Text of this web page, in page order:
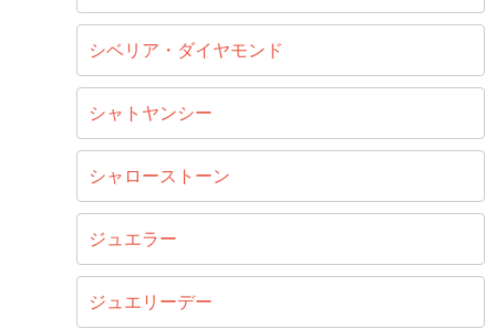
シベリア・ダイヤモンド
シャトヤンシー
シャローストーン
ジュエラー
ジュエリーデー